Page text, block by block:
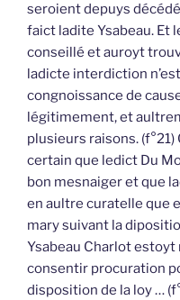
seroient depuys
faict ladite Ysabeau. Et
conseillé et auroyt
ladicte interdiction
congnoissance de
légitimement, et
plusieurs raisons.
certain que ledict Du
bon mesnaiger et que
en aultre curatelle que
mary suivant la
Ysabeau Charlot
consentir procuration
disposition de la loy …